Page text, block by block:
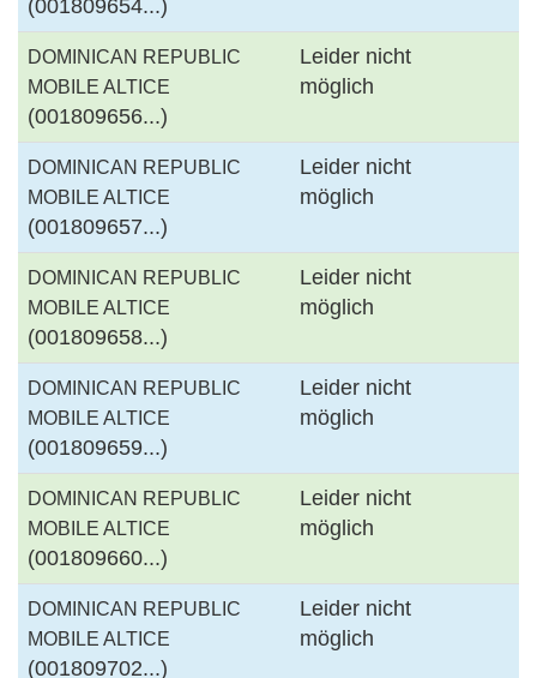
(001809654...)
DOMINICAN REPUBLIC
MOBILE ALTICE
(001809656...)
Leider nicht
möglich
DOMINICAN REPUBLIC
MOBILE ALTICE
(001809657...)
Leider nicht
möglich
DOMINICAN REPUBLIC
MOBILE ALTICE
(001809658...)
Leider nicht
möglich
DOMINICAN REPUBLIC
MOBILE ALTICE
(001809659...)
Leider nicht
möglich
DOMINICAN REPUBLIC
MOBILE ALTICE
(001809660...)
Leider nicht
möglich
DOMINICAN REPUBLIC
MOBILE ALTICE
(001809702...)
Leider nicht
möglich